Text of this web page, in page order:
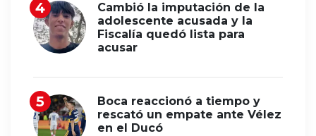
Cambió la imputación de la
adolescente acusada y la
Fiscalía quedó lista para
acusar
Boca reaccionó a tiempo y
rescató un empate ante Vélez
en el Ducó